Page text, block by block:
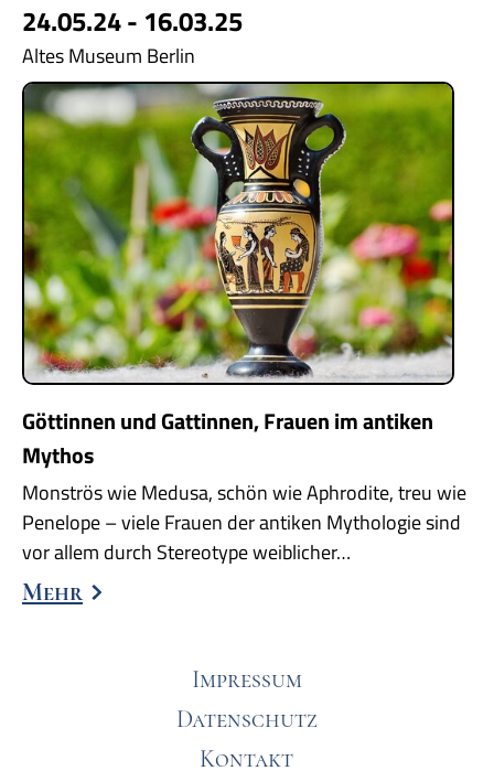
24.05.24 - 16.03.25
Altes Museum Berlin
Göttinnen und Gattinnen, Frauen im antiken
Mythos
Monströs wie Medusa, schön wie Aphrodite, treu wie
Penelope – viele Frauen der antiken Mythologie sind
vor allem durch Stereotype weiblicher…
Mehr
Impressum
Datenschutz
Kontakt